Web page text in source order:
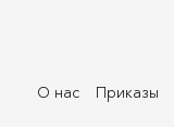
О нас Приказы